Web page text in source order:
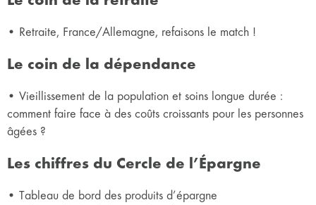
• Retraite, France/Allemagne, refaisons le match !
Le coin de la dépendance
• Vieillissement de la population et soins longue durée :
comment faire face à des coûts croissants pour les personnes
âgées ?
Les chiffres du Cercle de l’Épargne
• Tableau de bord des produits d’épargne